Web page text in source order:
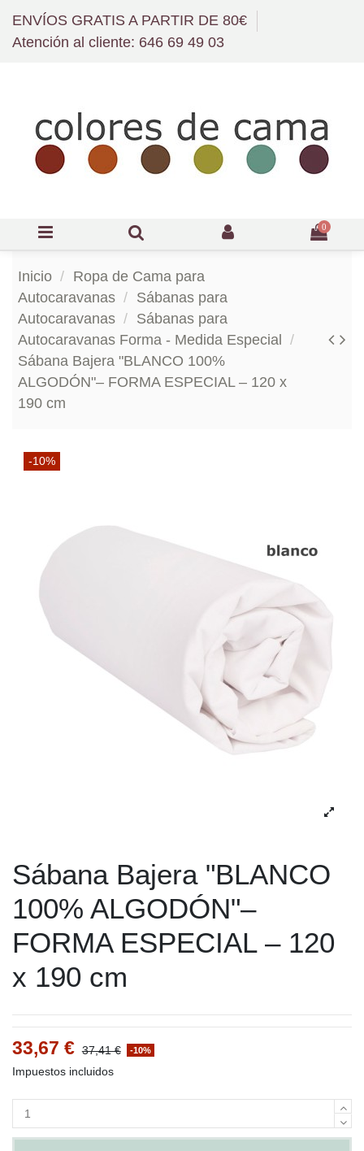
ENVÍOS GRATIS A PARTIR DE 80€
Atención al cliente: 646 69 49 03
0
Inicio
Ropa de Cama para
Autocaravanas
Sábanas para
Autocaravanas
Sábanas para
Autocaravanas Forma - Medida Especial
Sábana Bajera "BLANCO 100%
ALGODÓN"– FORMA ESPECIAL – 120 x
190 cm
-10%
Sábana Bajera "BLANCO
100% ALGODÓN"–
FORMA ESPECIAL – 120
x 190 cm
33,67 € 37,41 € -10%
Impuestos incluidos